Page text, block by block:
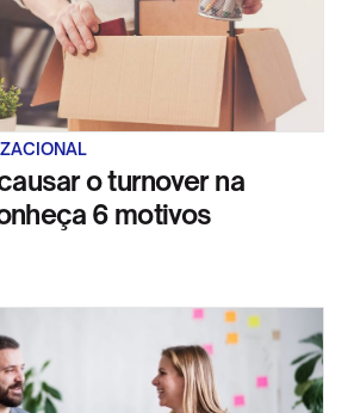
o turnover na
6 motivos